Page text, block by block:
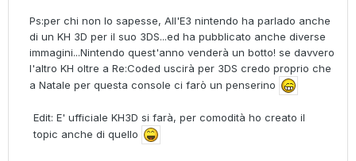
Ps:per chi non lo sapesse, All'E3 nintendo ha parlado anche
di un KH 3D per il suo 3DS...ed ha pubblicato anche diverse
immagini...Nintendo quest'anno venderà un botto! se davvero
l'altro KH oltre a Re:Coded uscirà per 3DS credo proprio che
a Natale per questa console ci farò un penserino
Edit: E' ufficiale KH3D si farà, per comodità ho creato il
topic anche di quello